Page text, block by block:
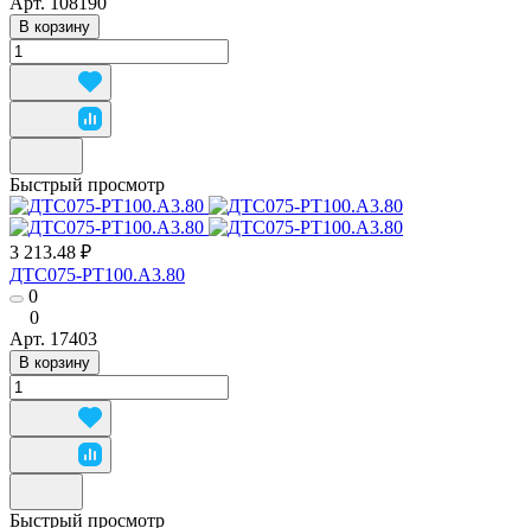
В корзину
Быстрый просмотр
3 213.48 ₽
ДТС075-РТ100.А3.80
0
0
Арт. 17403
В корзину
Быстрый просмотр